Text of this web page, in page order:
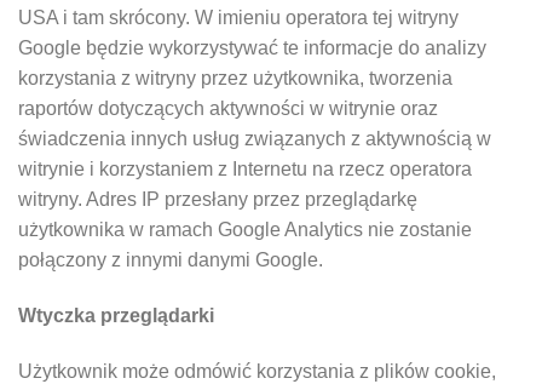
USA i tam skrócony. W imieniu operatora tej witryny
Google będzie wykorzystywać te informacje do analizy
korzystania z witryny przez użytkownika, tworzenia
raportów dotyczących aktywności w witrynie oraz
świadczenia innych usług związanych z aktywnością w
witrynie i korzystaniem z Internetu na rzecz operatora
witryny. Adres IP przesłany przez przeglądarkę
użytkownika w ramach Google Analytics nie zostanie
połączony z innymi danymi Google.
Wtyczka przeglądarki
Użytkownik może odmówić korzystania z plików cookie,